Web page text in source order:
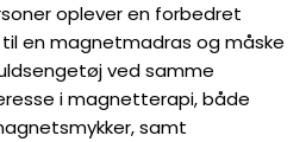
oplever en forbedret
en magnetmadras og måske
ved samme
i magnetterapi, både
samt